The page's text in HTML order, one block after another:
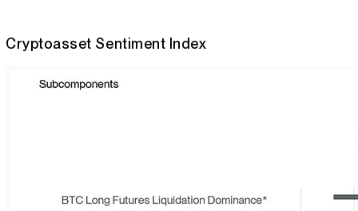
Cryptoasset Sentiment Index